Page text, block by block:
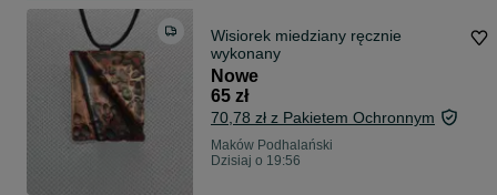
Wisiorek miedziany ręcznie
wykonany
Nowe
65 zł
70,78 zł z Pakietem Ochronnym
Maków Podhalański
Dzisiaj o 19:56